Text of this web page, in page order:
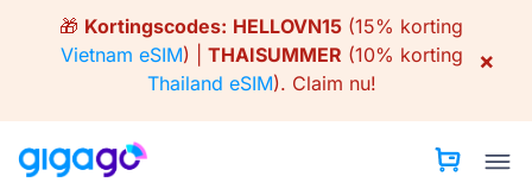
🎁 Kortingscodes: HELLOVN15 (15% korting
Vietnam eSIM) | THAISUMMER (10% korting
Thailand eSIM). Claim nu!
×